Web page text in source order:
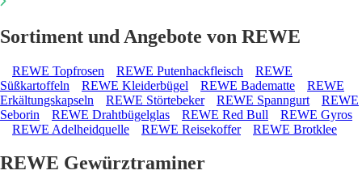
Sortiment und Angebote von REWE
REWE Topfrosen REWE Putenhackfleisch
REWE
Süßkartoffeln
REWE Kleiderbügel REWE Badematte
REWE
Erkältungskapseln
REWE Störtebeker REWE Spanngurt
REWE
Seborin
REWE Drahtbügelglas REWE Red Bull
REWE Gyros
REWE Adelheidquelle
REWE Reisekoffer REWE Brotklee
REWE Gewürztraminer